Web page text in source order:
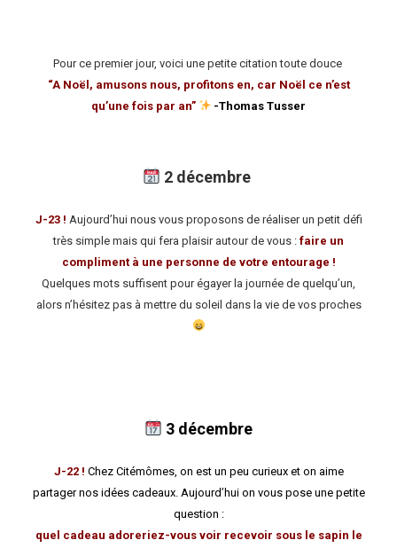
Pour ce premier jour, voici une petite citation toute douce
“A Noël, amusons nous, profitons en, car Noël ce n’est
qu’une fois par an”
-Thomas Tusser
2 décembre
J-23 ! Aujourd’hui nous vous proposons de réaliser un petit défi
très simple mais qui fera plaisir autour de vous : faire un
compliment à une personne de votre entourage !
Quelques mots suffisent pour égayer la journée de quelqu’un,
alors n’hésitez pas à mettre du soleil dans la vie de vos proches
3 décembre
J-22 ! Chez Citémômes, on est un peu curieux et on aime
partager nos idées cadeaux. Aujourd’hui on vous pose une petite
question :
quel cadeau adoreriez-vous voir recevoir sous le sapin le